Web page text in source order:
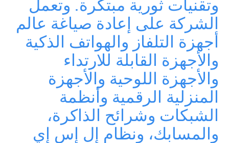
وتقنيات ثورية مبتكرة. وتعمل
الشركة على إعادة صياغة عالم
أجهزة التلفاز والهواتف الذكية
والأجهزة القابلة للارتداء
والأجهزة اللوحية والأجهزة
المنزلية الرقمية وأنظمة
الشبكات وشرائح الذاكرة،
والمسابك، ونظام إل إس إي